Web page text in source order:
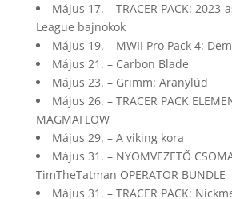
Május 17. – TRACER PACK:
League bajnokok
Május 19. – MWII Pro Pack 4:
Május 21. – Carbon Blade
Május 23. – Grimm: Aranylúd
Május 26. – TRACER PACK
MAGMAFLOW
Május 29. – A viking kora
Május 31. – NYOMVEZETŐ
TimTheTatman OPERATOR BUNDLE
Május 31. – TRACER PACK: